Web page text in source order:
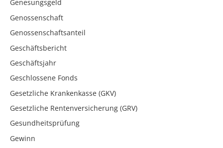
Genesungsgeld
Genossenschaft
Genossenschaftsanteil
Geschäftsbericht
Geschäftsjahr
Geschlossene Fonds
Gesetzliche Krankenkasse (GKV)
Gesetzliche Rentenversicherung (GRV)
Gesundheitsprüfung
Gewinn